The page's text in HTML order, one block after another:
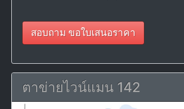
สอบถาม ขอใบเสนอราคา
ตาข่ายไวน์แมน 142